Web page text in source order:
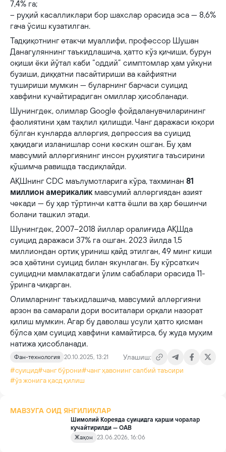
7,4% га;
– руҳий касалликлари бор шахслар орасида эса — 8,6%
гача ўсиш кузатилган.
Тадқиқотнинг етакчи муаллифи, профессор Шушан
Данагуляннинг таъкидлашича, ҳатто кўз қичиши, бурун
оқиши ёки йўтал каби “оддий” симптомлар ҳам уйқуни
бузиши, диққатни пасайтириши ва кайфиятни
тушириши мумкин — буларнинг барчаси суицид
хавфини кучайтирадиган омиллар ҳисобланади.
Шунингдек, олимлар Google фойдаланувчиларининг
фаолиятини ҳам таҳлил қилишди. Чанг даражаси юқори
бўлган кунларда аллергия, депрессия ва суицид
ҳақидаги изланишлар сони кескин ошган. Бу ҳам
мавсумий аллергиянинг инсон руҳиятига таъсирини
қўшимча равишда тасдиқлайди.
АҚШнинг CDC маълумотларига кўра, тахминан 81
миллион америкалик мавсумий аллергиядан азият
чекади — бу ҳар тўртинчи катта ёшли ва ҳар бешинчи
болани ташкил этади.
Шунингдек, 2007–2018 йиллар оралиғида АҚШда
суицид даражаси 37% га ошган. 2023 йилда 1,5
миллиондан ортиқ уриниш қайд этилган, 49 минг киши
эса ҳаётини суицид билан якунлаган. Бу кўрсаткич
суицидни мамлакатдаги ўлим сабаблари орасида 11-
ўринга чиқарган.
Олимларнинг таъкидлашича, мавсумий аллергияни
арзон ва самарали дори воситалари орқали назорат
қилиш мумкин. Агар бу даволаш усули ҳатто қисман
бўлса ҳам суицид хавфини камайтирса, бу жуда муҳим
натижа ҳисобланади.
Фан-технология 20.10.2025, 13:21
Улашиш:
#суицид#чанг бўрони#чанг ҳавонинг салбий таъсири
#ўз жонига қасд қилиш
МАВЗУГА ОИД ЯНГИЛИКЛАР
Шимолий Кореяда суицидга қарши чоралар
кучайтирилди — ОАВ
Жаҳон
23.06.2026, 16:06